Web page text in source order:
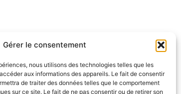
Gérer le consentement
nous utilisons des technologies telles que les
aux informations des appareils. Le fait de consentir
de traiter des données telles que le comportement
sur ce site. Le fait de ne pas consentir ou de retirer son